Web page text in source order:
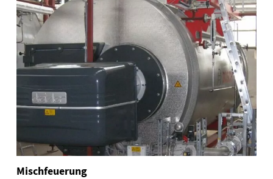
Mischfeuerung